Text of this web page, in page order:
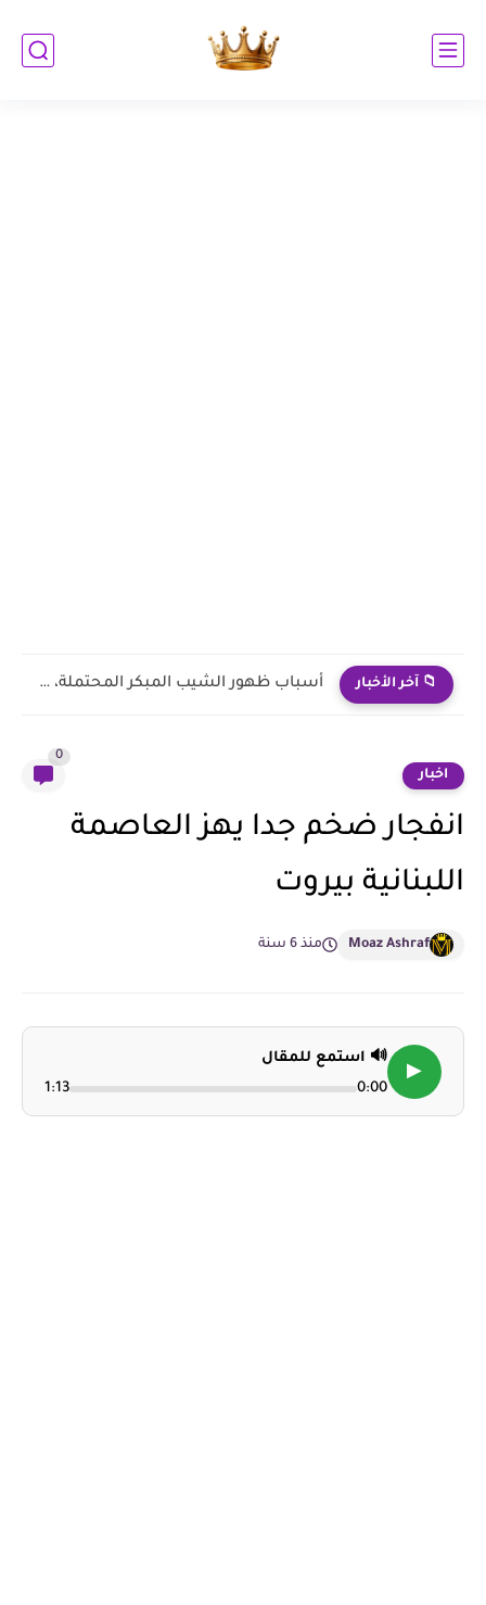
📁 آخر الأخبار طرق متنوعة للعناية بالأظافر
اخبار
0
انفجار ضخم جدا يهز العاصمة
اللبنانية بيروت
Moaz Ashraf منذ 6 سنة
▶
🔊 استمع للمقال
0:00
1:13